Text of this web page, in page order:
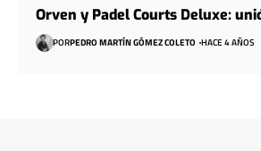
Orven y Padel Courts Deluxe:
PORPEDRO MARTÍN GÓMEZ COLETO HACE 4 AÑOS